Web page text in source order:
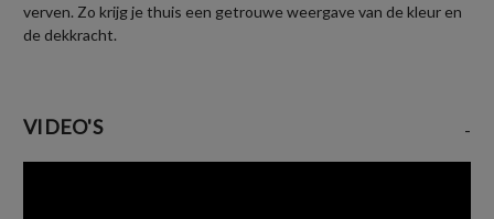
verven. Zo krijg je thuis een getrouwe weergave van de kleur en
de dekkracht.
VIDEO'S -